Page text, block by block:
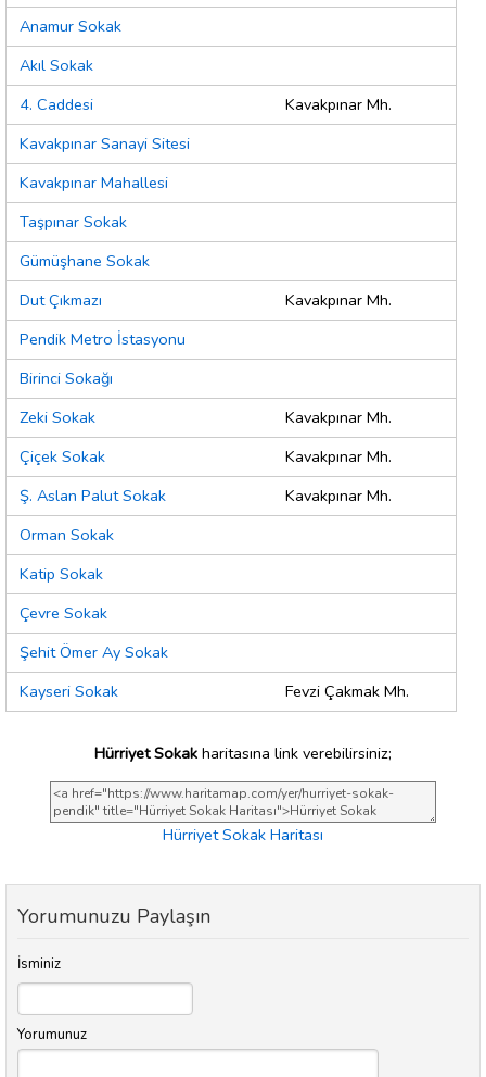
Anamur Sokak
Akıl Sokak
4. Caddesi
Kavakpınar Mh.
Kavakpınar Sanayi Sitesi
Kavakpınar Mahallesi
Taşpınar Sokak
Gümüşhane Sokak
Dut Çıkmazı
Kavakpınar Mh.
Pendik Metro İstasyonu
Birinci Sokağı
Zeki Sokak
Kavakpınar Mh.
Çiçek Sokak
Kavakpınar Mh.
Ş. Aslan Palut Sokak
Kavakpınar Mh.
Orman Sokak
Katip Sokak
Çevre Sokak
Şehit Ömer Ay Sokak
Kayseri Sokak
Fevzi Çakmak Mh.
Hürriyet Sokak haritasına link verebilirsiniz;
Hürriyet Sokak Haritası
Yorumunuzu Paylaşın
İsminiz
Yorumunuz